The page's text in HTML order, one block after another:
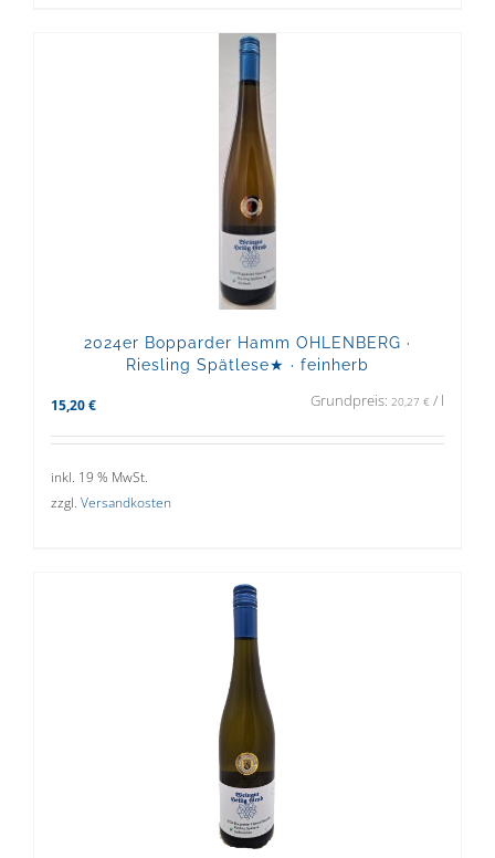
2024er Bopparder Hamm OHLENBERG ·
Riesling Spätlese★ · feinherb
15,20 € Grundpreis: 20,27 € / l
inkl. 19 % MwSt.
zzgl. Versandkosten